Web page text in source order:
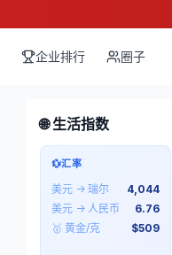
企业排行 圈子
🌐 生活指数
💱汇率
美元 → 瑞尔
4,044
美元 → 人民币
6.76
🥇 黄金/克
$509